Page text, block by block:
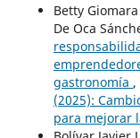
Betty
De Oca
gastronomía ,
(2025):
para mejorar